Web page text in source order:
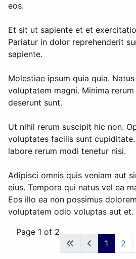
eos.
Et sit ut sapiente et et
Pariatur in dolor reprehenderit
sapiente.
Molestiae ipsum quia quia.
voluptatem magni. Minima
deserunt sunt.
Ut nihil rerum suscipit hic non.
voluptates facilis sunt
labore rerum modi tenetur nisi.
Adipisci omnis quis veniam aut
eius. Tempora qui natus vel ea
Eos illo ea non possimus
voluptatem odio voluptas aut et.
Page 1 of 2
1
2